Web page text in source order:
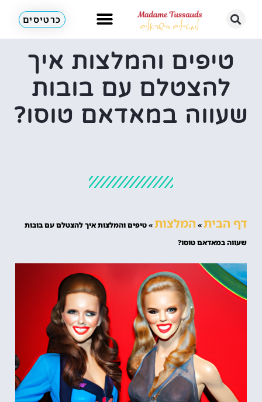
כרטיסים
טיפים והמלצות איך
להצטלם עם בובות
שעווה במאדאם טוסו?
דף הבית» המלצות»טיפים והמלצות איך להצטלם עם בובות
שעווה במאדאם טוסו?